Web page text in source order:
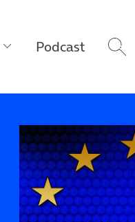
Podcast